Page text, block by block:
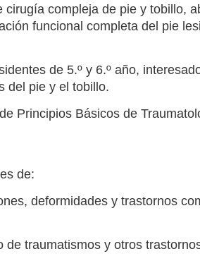
compleja de pie y tobillo,
funcional completa del pie
de 5.º y 6.º año,
del pie y el tobillo.
Principios Básicos de
de:
deformidades y trastornos
traumatismos y otros